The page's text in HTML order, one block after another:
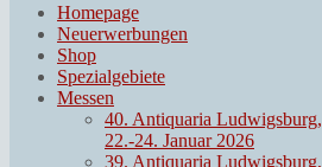
Homepage
Neuerwerbungen
Shop
Spezialgebiete
Messen
40. Antiquaria Ludwigsburg,
22.-24. Januar 2026
39. Antiquaria Ludwigsburg,